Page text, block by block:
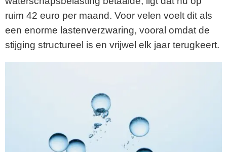
ruim 42 euro per maand. Voor velen voelt dit als
een enorme lastenverzwaring, vooral omdat de
stijging structureel is en vrijwel elk jaar terugkeert.